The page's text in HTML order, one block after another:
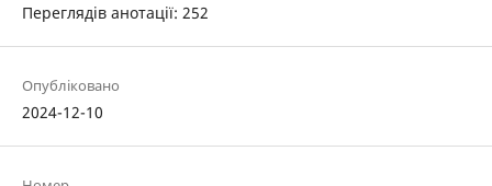
Переглядів анотації: 252
Опубліковано
2024-12-10